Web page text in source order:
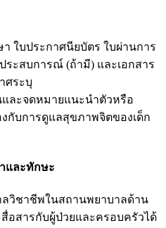
ใบประกาศนียบัตร ใบผ่านการ
ระสบการณ์ (ถ้ามี) และเอกสาร
ศระบุ
และจดหมายแนะนำตัวหรือ
กับการดูแลสุขภาพจิตของเด็ก
และทักษะ
ลวิชาชีพในสถานพยาบาลด้าน
สารกับผู้ป่วยและครอบครัวได้